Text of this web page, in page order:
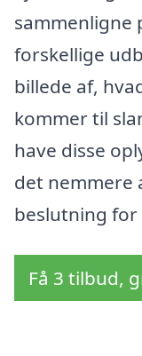
sammenligne
forskellige
billede af,
kommer til
have disse
det
beslutning for
Få 3 tilbud,